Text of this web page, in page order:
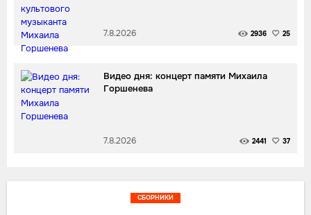
7.8.2026 2936 25
Видео дня: концерт памяти Михаила
Горшенева
7.8.2026 2441 37
СБОРНИКИ